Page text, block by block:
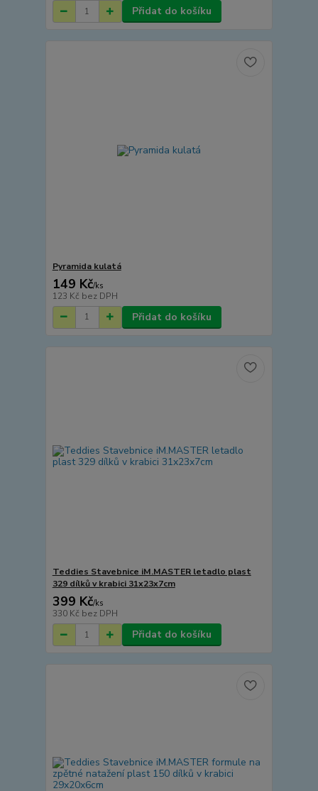
Přidat do košíku
Pyramida kulatá
149 Kč/ks
123 Kč bez DPH
Přidat do košíku
Teddies Stavebnice iM.MASTER letadlo plast
329 dílků v krabici 31x23x7cm
399 Kč/ks
330 Kč bez DPH
Přidat do košíku